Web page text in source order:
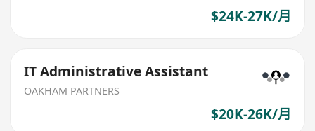
$24K-27K/月
IT Administrative Assistant
OAKHAM PARTNERS
$20K-26K/月